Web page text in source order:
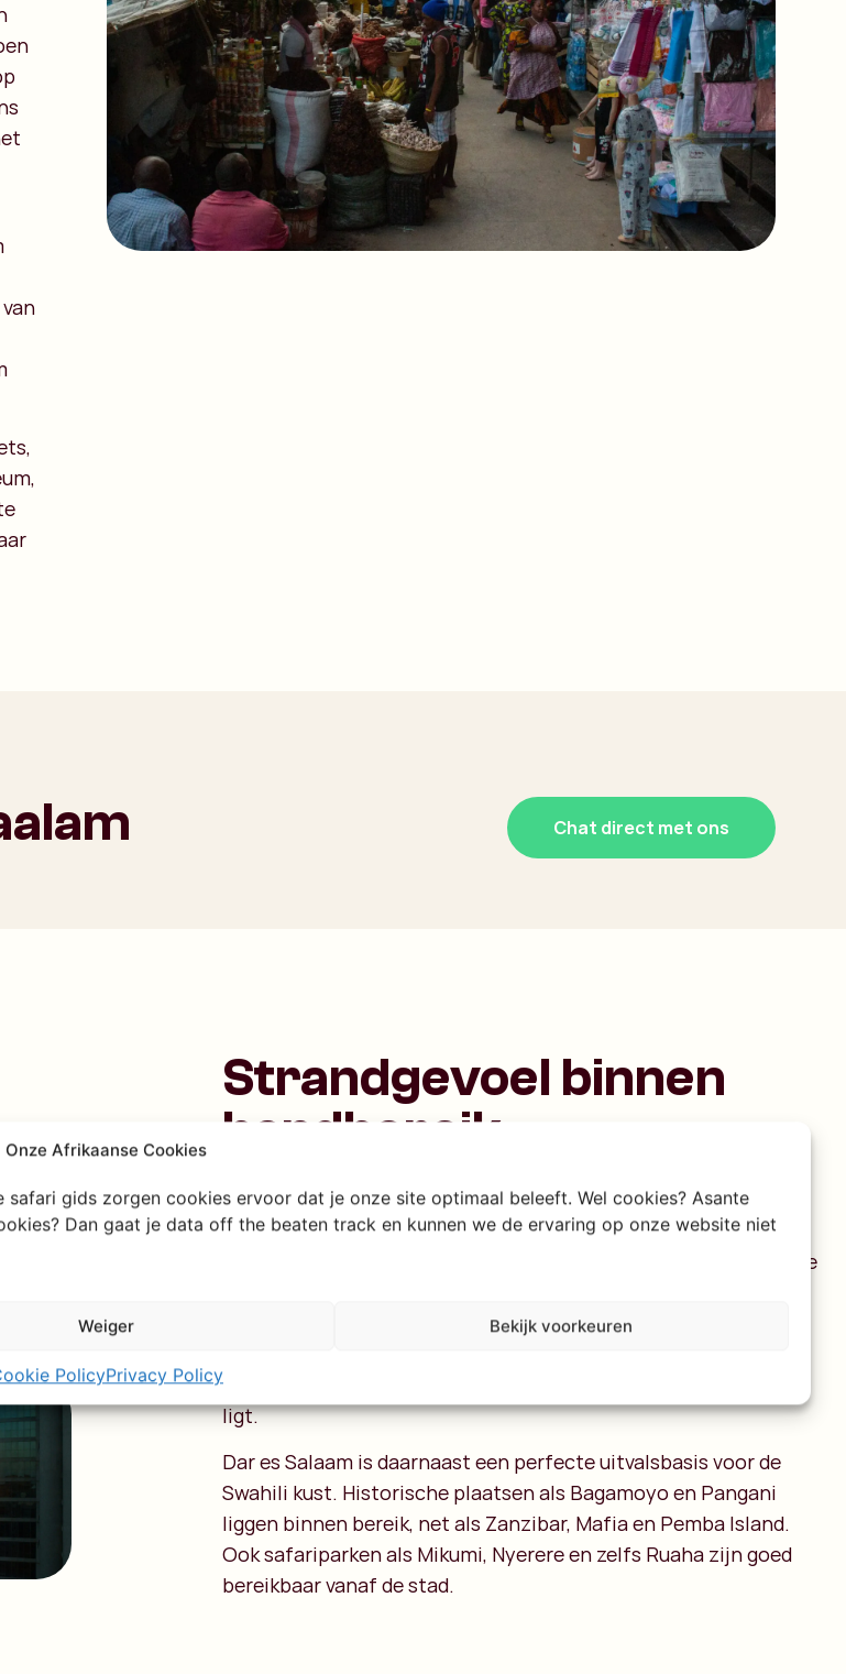
Onze Afrikaanse Cookies
gids zorgen cookies ervoor dat je onze site optimaal beleeft. Wel cookies? Asante
Dan gaat je data off the beaten track en kunnen we de ervaring op onze website niet
Weiger Bekijk voorkeuren
PolicyPrivacy Policy
Chat direct met ons
Strandgevoel binnen
handbereik
Wat Dar es Salaam extra bijzonder maakt, is hoe dicht de stad
tegen de zee aan ligt. Even ontsnappen aan de drukte is hier
verrassend makkelijk. South Beach en Coco Beach zijn populaire
iets verder wil, pakt de boot naar Bongoyo Island of Mbudya
verse vis eet en bijna vergeet dat een miljoenenstad zo dichtbij
ligt.
Dar es Salaam is daarnaast een perfecte uitvalsbasis voor de
Swahili kust. Historische plaatsen als Bagamoyo en Pangani
liggen binnen bereik, net als Zanzibar, Mafia en Pemba Island.
Ook safariparken als Mikumi, Nyerere en zelfs Ruaha zijn goed
bereikbaar vanaf de stad.